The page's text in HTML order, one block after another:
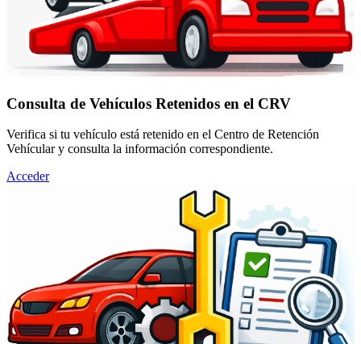
Consulta de Vehículos Retenidos en el CRV
Verifica si tu vehículo está retenido en el Centro de Retención
Vehícular y consulta la información correspondiente.
Acceder